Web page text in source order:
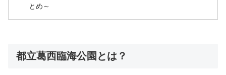
とめ～
都立葛西臨海公園とは？